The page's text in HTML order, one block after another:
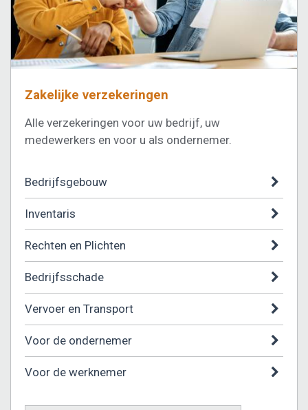
Zakelijke verzekeringen
Alle verzekeringen voor uw bedrijf, uw
medewerkers en voor u als ondernemer.
Bedrijfsgebouw
Inventaris
Rechten en Plichten
Bedrijfsschade
Vervoer en Transport
Voor de ondernemer
Voor de werknemer